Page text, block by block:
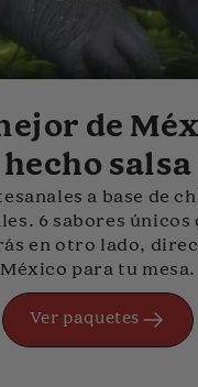
de
hecho salsa
a base de
6 sabores únicos
en otro lado,
México para tu mesa.
Ver paquetes